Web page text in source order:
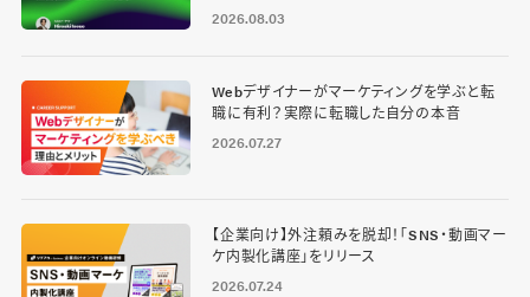
2026.08.03
Webデザイナーがマーケティングを学ぶと転
職に有利？実際に転職した自分の本音
2026.07.27
【企業向け】外注頼みを脱却！「SNS・動画マー
ケ内製化講座」をリリース
2026.07.24